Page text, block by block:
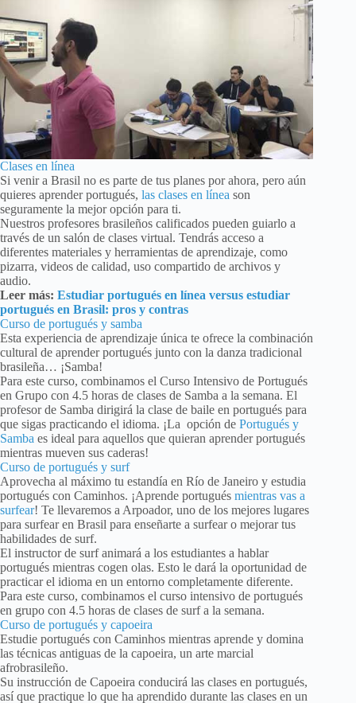
Clases en línea
Si venir a Brasil no es parte de tus planes por ahora, pero aún
quieres aprender portugués, las clases en línea son
seguramente la mejor opción para ti.
Nuestros profesores brasileños calificados pueden guiarlo a
través de un salón de clases virtual. Tendrás acceso a
diferentes materiales y herramientas de aprendizaje, como
pizarra, videos de calidad, uso compartido de archivos y
audio.
Leer más: Estudiar portugués en línea versus estudiar
portugués en Brasil: pros y contras
Curso de portugués y samba
Esta experiencia de aprendizaje única te ofrece la combinación
cultural de aprender portugués junto con la danza tradicional
brasileña… ¡Samba!
Para este curso, combinamos el Curso Intensivo de Portugués
en Grupo con 4.5 horas de clases de Samba a la semana. El
profesor de Samba dirigirá la clase de baile en portugués para
que sigas practicando el idioma. ¡La opción de Portugués y
Samba es ideal para aquellos que quieran aprender portugués
mientras mueven sus caderas!
Curso de portugués y surf
Aprovecha al máximo tu estandía en Río de Janeiro y estudia
portugués con Caminhos. ¡Aprende portugués mientras vas a
surfear! Te llevaremos a Arpoador, uno de los mejores lugares
para surfear en Brasil para enseñarte a surfear o mejorar tus
habilidades de surf.
El instructor de surf animará a los estudiantes a hablar
portugués mientras cogen olas. Esto le dará la oportunidad de
practicar el idioma en un entorno completamente diferente.
Para este curso, combinamos el curso intensivo de portugués
en grupo con 4.5 horas de clases de surf a la semana.
Curso de portugués y capoeira
Estudie portugués con Caminhos mientras aprende y domina
las técnicas antiguas de la capoeira, un arte marcial
afrobrasileño.
Su instrucción de Capoeira conducirá las clases en portugués,
así que practique lo que ha aprendido durante las clases en un